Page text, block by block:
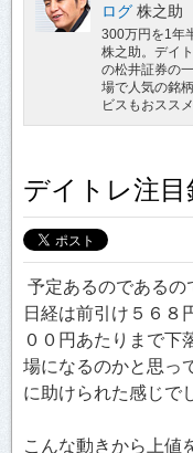
ログ 株之助
300万円を1年
株之助。デイ
の松井証券の
場で人気の銘
ビスもおスス
デイトレ注目
予定あるのであるの
日経は前引け５６８
００円あたりまで下
場になるのかと思っ
に助けられた感じで
こんな動きから上値